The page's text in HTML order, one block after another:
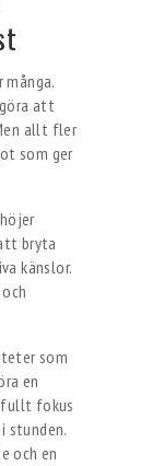
att
allt fler
som ger
bryta
känslor.
som
en
fullt fokus
stunden.
och en